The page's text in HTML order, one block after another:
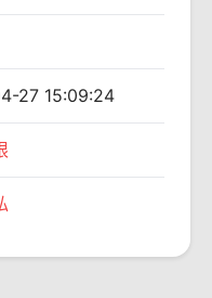
27 15:09:24